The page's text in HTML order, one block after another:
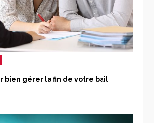
bien gérer la fin de votre bail